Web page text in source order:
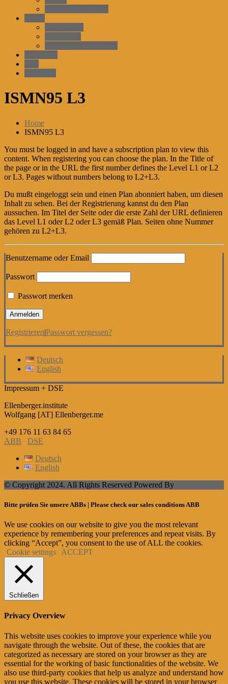
ISMN95 L3
Home
ISMN95 L3
You must be logged in and have a subscription plan to view this
content. When registering you can choose the plan. In the Title of
the page or in the URL the first number defines the Level L1 or L2
or L3. Pages without numbers belong to L2+L3.
Du mußt eingeloggt sein und einen Plan abonniert haben, um diesen
Inhalt zu sehen. Bei der Registrierung kannst du den Plan
aussuchen. Im Titel der Seite oder die erste Zahl der URL definieren
das Level L1 oder L2 oder L3 gemäß Plan. Seiten ohne Nummer
gehören zu L2+L3.
Benutzername oder Email
Passwort
Passwort merken
Registrieren|Passwort vergessen?
Deutsch
English
Impressum + DSE
Ellenberger.institute
Wolfgang [AT] Ellenberger.me
+49 176 11 63 84 65
ABB
DSE
Deutsch
English
© Copyright 2024. All Rights Reserved Powered By
Bitte prüfen Sie unsere ABBs | Please check our sales conditions ABB
We use cookies on our website to give you the most relevant
experience by remembering your preferences and repeat visits. By
clicking “Accept”, you consent to the use of ALL the cookies.
Cookie settings
ACCEPT
Schließen
Privacy Overview
This website uses cookies to improve your experience while you
navigate through the website. Out of these, the cookies that are
categorized as necessary are stored on your browser as they are
essential for the working of basic functionalities of the website. We
also use third-party cookies that help us analyze and understand how
you use this website. These cookies will be stored in your browser